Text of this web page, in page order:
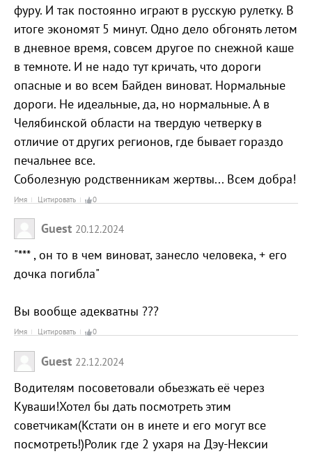
фуру. И так постоянно играют в русскую рулетку. В
итоге экономят 5 минут. Одно дело обгонять летом
в дневное время, совсем другое по снежной каше
в темноте. И не надо тут кричать, что дороги
опасные и во всем Байден виноват. Нормальные
дороги. Не идеальные, да, но нормальные. А в
Челябинской области на твердую четверку в
отличие от других регионов, где бывает гораздо
печальнее все.
Соболезную родственникам жертвы... Всем добра!
Имя Цитировать 0
Guest 20.12.2024
"*** , он то в чем виноват, занесло человека, + его
дочка погибла"
Вы вообще адекватны ???
Имя Цитировать 0
Guest 22.12.2024
Водителям посоветовали обьезжать её через
Куваши!Хотел бы дать посмотреть этим
советчикам(Кстати он в инете и его могут все
посмотреть!)Ролик где 2 ухаря на Дэу-Нексии